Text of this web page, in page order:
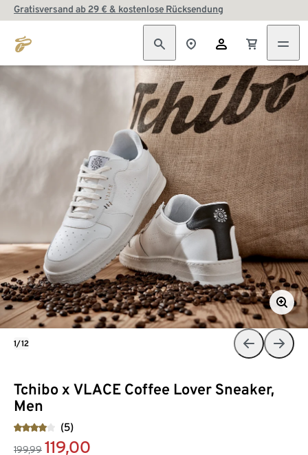
Gratisversand ab 29 € & kostenlose Rücksendung
Tchibo x VLACE Coffee Lover Sneaker,
Men
(5)
199,99 119,00
1/12